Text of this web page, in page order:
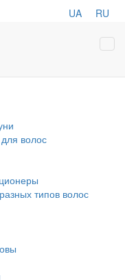
UA RU
волос
типов волос